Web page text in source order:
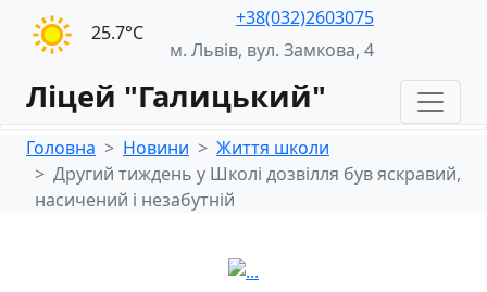
25.7°С
+38(032)2603075
м. Львів, вул. Замкова, 4
Ліцей "Галицький"
Головна Новини
Життя школи
Другий тиждень у Школі дозвілля був яскравий,
насичений і незабутній